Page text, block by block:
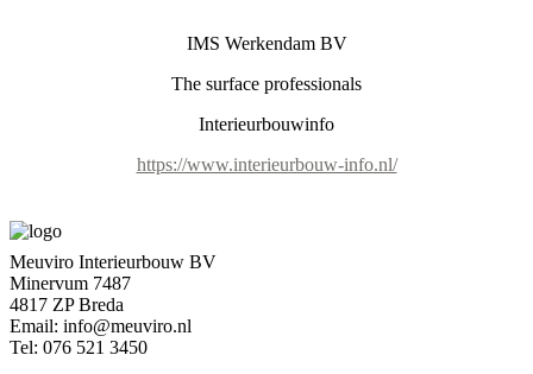
IMS Werkendam BV
The surface professionals
Interieurbouwinfo
https://www.interieurbouw-info.nl/
Meuviro Interieurbouw BV
Minervum 7487
4817 ZP Breda
Email: info@meuviro.nl
Tel: 076 521 3450